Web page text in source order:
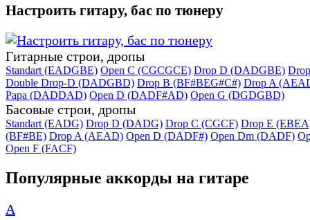
Настроить гитару, бас по тюнеру
Гитарные строи, дропы
Standart (EADGBE) Open C (CGCGCE) Drop D (DADGBE)
Double Drop-D (DADGBD) Drop B (BF#BEG#C#) Drop A
Papa (DADDAD) Open D (DADF#AD) Open G (DGDGBD)
Басовые строи, дропы
Standart (EADG) Drop D (DADG) Drop C (CGCF) Drop E
(BF#BE) Drop A (AEAD) Open D (DADF#) Open Dm (DADF)
Open F (FACF)
Популярные аккорды на гитаре
A